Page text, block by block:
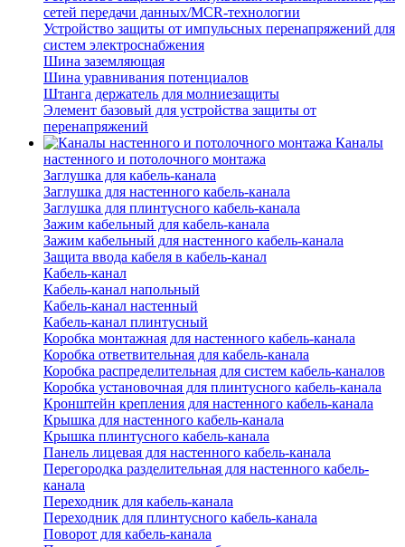
сетей передачи данных/MCR-технологии
Устройство защиты от импульсных перенапряжений для
систем электроснабжения
Шина заземляющая
Шина уравнивания потенциалов
Штанга держатель для молниезащиты
Элемент базовый для устройства защиты от
перенапряжений
Каналы
настенного и потолочного монтажа
Заглушка для кабель-канала
Заглушка для настенного кабель-канала
Заглушка для плинтусного кабель-канала
Зажим кабельный для кабель-канала
Зажим кабельный для настенного кабель-канала
Защита ввода кабеля в кабель-канал
Кабель-канал
Кабель-канал напольный
Кабель-канал настенный
Кабель-канал плинтусный
Коробка монтажная для настенного кабель-канала
Коробка ответвительная для кабель-канала
Коробка распределительная для систем кабель-каналов
Коробка установочная для плинтусного кабель-канала
Кронштейн крепления для настенного кабель-канала
Крышка для настенного кабель-канала
Крышка плинтусного кабель-канала
Панель лицевая для настенного кабель-канала
Перегородка разделительная для настенного кабель-
канала
Переходник для кабель-канала
Переходник для плинтусного кабель-канала
Поворот для кабель-канала